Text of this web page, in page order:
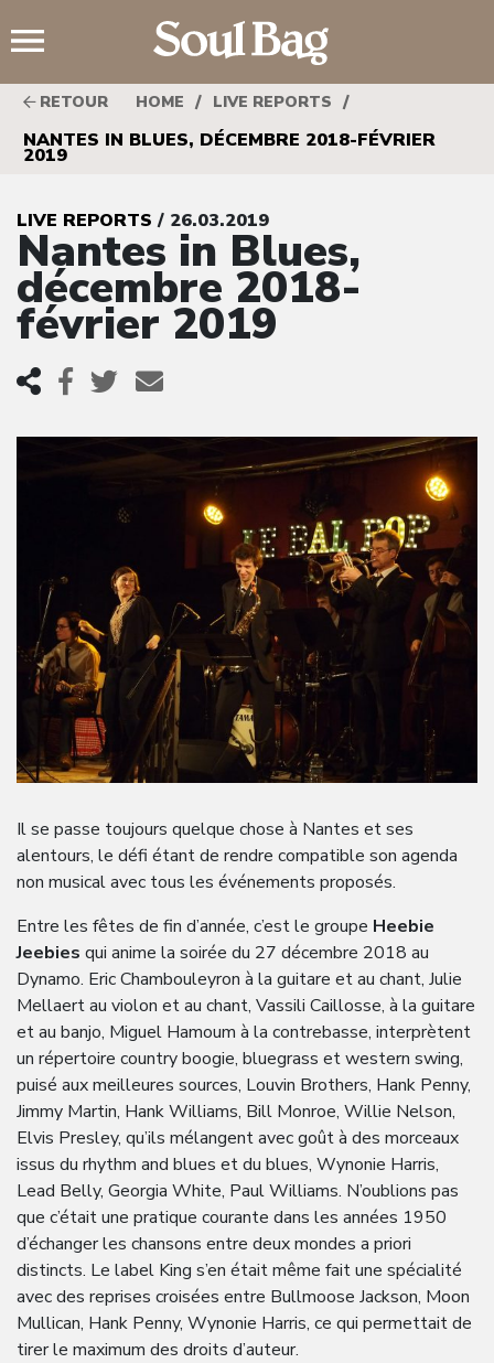
RETOUR HOME / LIVE REPORTS /
NANTES IN BLUES, DÉCEMBRE 2018-FÉVRIER
2019
LIVE REPORTS / 26.03.2019
Nantes in Blues,
décembre 2018-
février 2019
Il se passe toujours quelque chose à Nantes et ses
alentours, le défi étant de rendre compatible son agenda
non musical avec tous les événements proposés.
Entre les fêtes de fin d’année, c’est le groupe Heebie
Jeebies qui anime la soirée du 27 décembre 2018 au
Dynamo. Eric Chambouleyron à la guitare et au chant, Julie
Mellaert au violon et au chant, Vassili Caillosse, à la guitare
et au banjo, Miguel Hamoum à la contrebasse, interprètent
un répertoire country boogie, bluegrass et western swing,
puisé aux meilleures sources, Louvin Brothers, Hank Penny,
Jimmy Martin, Hank Williams, Bill Monroe, Willie Nelson,
Elvis Presley, qu’ils mélangent avec goût à des morceaux
issus du rhythm and blues et du blues, Wynonie Harris,
Lead Belly, Georgia White, Paul Williams. N’oublions pas
que c’était une pratique courante dans les années 1950
d’échanger les chansons entre deux mondes a priori
distincts. Le label King s’en était même fait une spécialité
avec des reprises croisées entre Bullmoose Jackson, Moon
Mullican, Hank Penny, Wynonie Harris, ce qui permettait de
tirer le maximum des droits d’auteur.